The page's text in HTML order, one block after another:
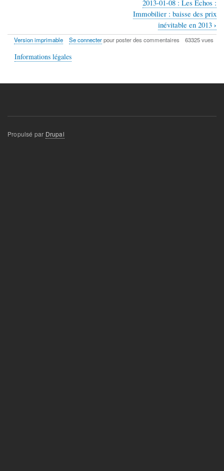
de
livre
Presse
médias
2013-01-08 : Les Échos :
Immobilier : baisse des prix
inévitable en 2013 ›
Version imprimable Se connecterpour poster des commentaires 63325 vues
Informations légales
Propulsé par Drupal